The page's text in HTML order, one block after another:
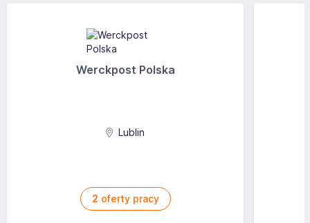
Werckpost Polska
Lublin
2 oferty pracy